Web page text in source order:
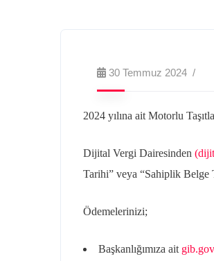
30 Temmuz 2024
2024 yılına ait Motorlu
Dijital Vergi Dairesinden
Tarihi” veya “Sahiplik
Ödemelerinizi;
Başkanlığımıza ait